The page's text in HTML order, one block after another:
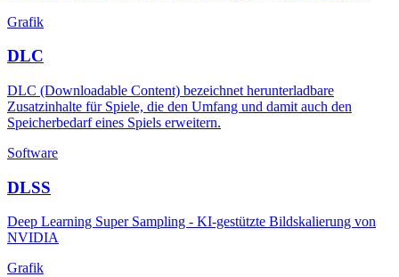
Grafik
DLC
DLC (Downloadable Content) bezeichnet herunterladbare
Zusatzinhalte für Spiele, die den Umfang und damit auch den
Speicherbedarf eines Spiels erweitern.
Software
DLSS
Deep Learning Super Sampling - KI-gestützte Bildskalierung von
NVIDIA
Grafik